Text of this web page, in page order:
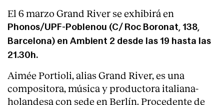
El 6 marzo Grand River se exhibirá en
Phonos/UPF-Poblenou (C/ Roc Boronat, 138,
Barcelona) en Ambient 2 desde las 19 hasta las
21.30h.
Aimée Portioli, alias Grand River, es una
compositora, música y productora italiana-
holandesa con sede en Berlín. Procedente de